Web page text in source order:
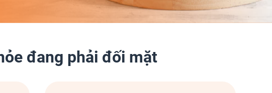
đang phải đối mặt